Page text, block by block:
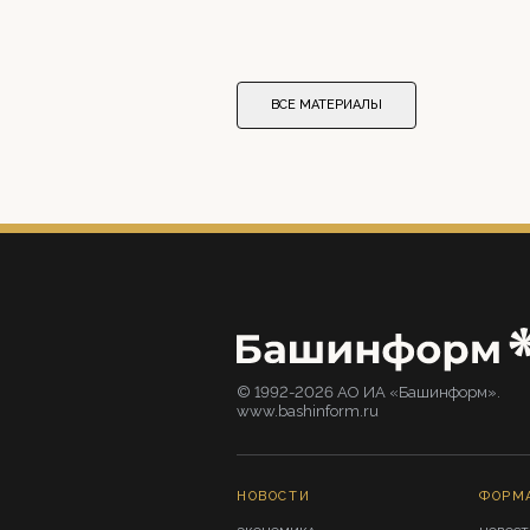
ВСЕ МАТЕРИАЛЫ
© 1992-2026 АО ИА «Башинформ».
www.bashinform.ru
НОВОСТИ